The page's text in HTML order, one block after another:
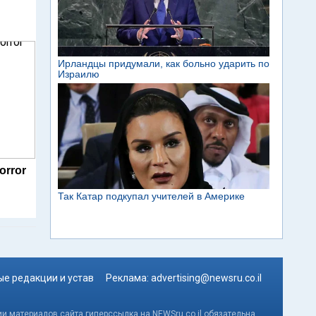
редакции и устав Реклама: advertising@newsru.co.il
сайта гиперссылка на NEWSru.co.il обязательна.